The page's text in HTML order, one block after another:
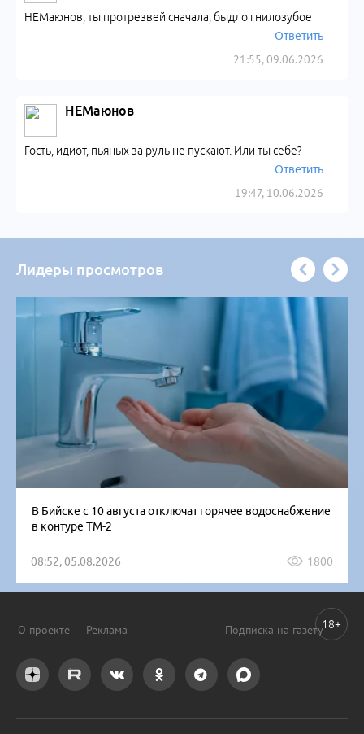
21:55, 09.06.2026
НЕМаюнов, ты протрезвей сначала, быдло гнилозубое
Ответить
НЕМаюнов
19:47, 10.06.2026
Гость, идиот, пьяных за руль не пускают. Или ты себе?
Ответить
Лидеры просмотров
В Бийске с 10 августа отключат горячее водоснабжение
в контуре ТМ-2
08:52, 05.08.2026 1800
О проекте Реклама Подписка на газету18+